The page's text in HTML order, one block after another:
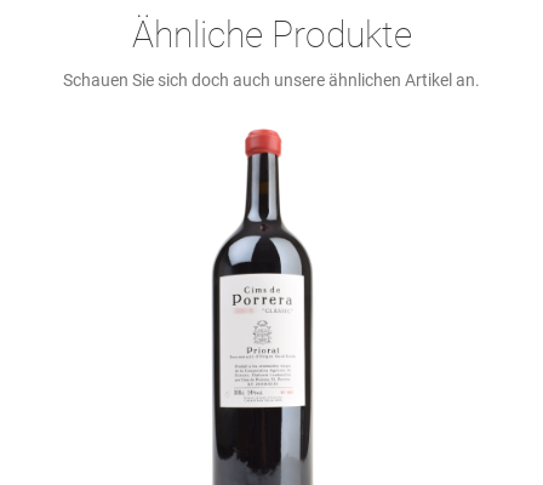
Ähnliche Produkte
Schauen Sie sich doch auch unsere ähnlichen Artikel an.